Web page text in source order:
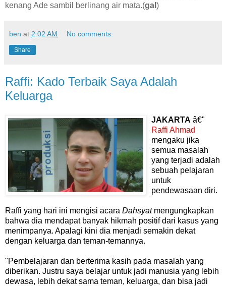
kenang Ade sambil berlinang air mata.(gal )
ben at 2:02 AM No comments:
Share
Raffi: Kado Terbaik Saya Adalah
Keluarga
JAKARTA â€"
Raffi Ahmad
mengaku jika
semua masalah
yang terjadi adalah
sebuah pelajaran
untuk
pendewasaan diri.
Raffi yang hari ini mengisi acara Dahsyat mengungkapkan
bahwa dia mendapat banyak hikmah positif dari kasus yang
menimpanya. Apalagi kini dia menjadi semakin dekat
dengan keluarga dan teman-temannya.
"Pembelajaran dan berterima kasih pada masalah yang
diberikan. Justru saya belajar untuk jadi manusia yang lebih
dewasa, lebih dekat sama teman, keluarga, dan bisa jadi